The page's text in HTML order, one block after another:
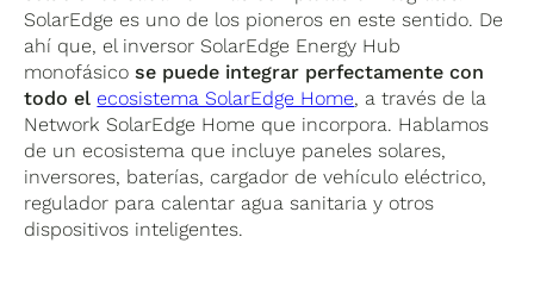
SolarEdge es uno de los pioneros en este sentido. De
ahí que, el inversor SolarEdge Energy Hub
monofásicose puede integrar perfectamente con
todo el ecosistema SolarEdge Home, a través de la
Network SolarEdge Home que incorpora. Hablamos
de un ecosistema que incluye paneles solares,
inversores, baterías, cargador de vehículo eléctrico,
regulador para calentar agua sanitaria y otros
dispositivos inteligentes.